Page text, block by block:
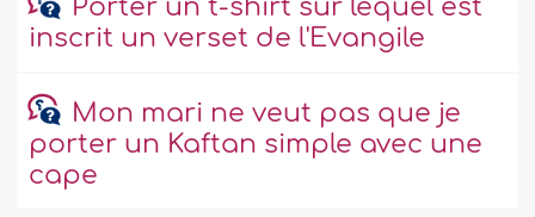
Porter un t-shirt sur lequel est
inscrit un verset de l'Evangile
Mon mari ne veut pas que je
porter un Kaftan simple avec une
cape